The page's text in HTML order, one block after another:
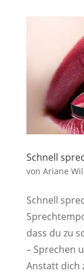
Schnell
von Ariane
Schnell
dass du zu
– Sprechen
Anstatt dich